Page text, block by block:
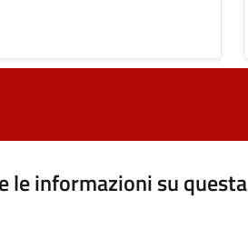
le informazioni su questa